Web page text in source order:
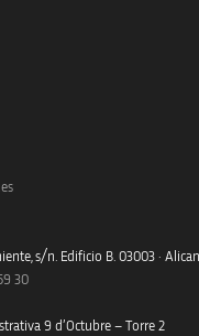
s/n. Edificio B. 03003 ·
30
9 d’Octubre – Torre 2